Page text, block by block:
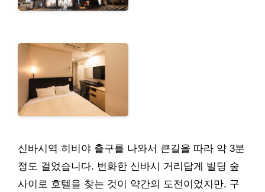
신바시역 히비야 출구를 나와서 큰길을 따라 약 3분
정도 걸었습니다. 번화한 신바시 거리답게 빌딩 숲
사이로 호텔을 찾는 것이 약간의 도전이었지만, 구